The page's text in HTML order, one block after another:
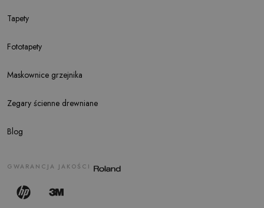
Tapety
Fototapety
Maskownice grzejnika
Zegary ścienne drewniane
Blog
GWARANCJA JAKOŚCI